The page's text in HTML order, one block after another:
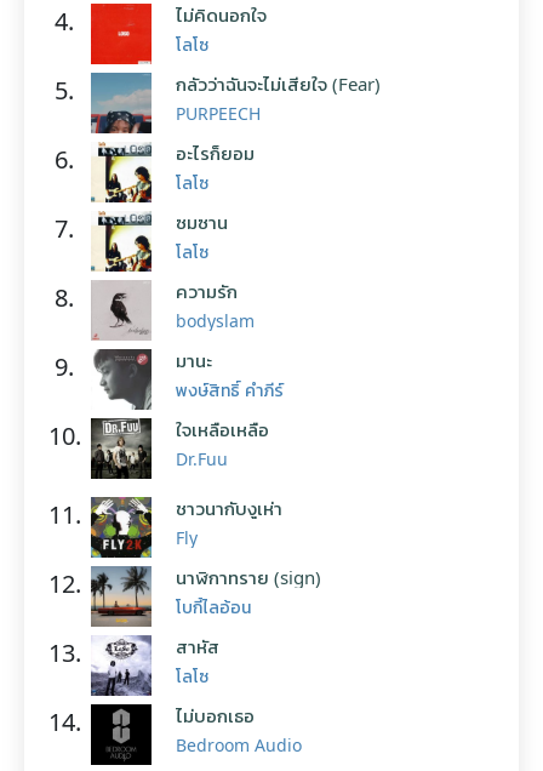
4. ไม่คิดนอกใจ
โลโซ
5. กลัวว่าฉันจะไม่เสียใจ (Fear)
PURPEECH
6. อะไรก็ยอม
โลโซ
7. ซมซาน
โลโซ
8. ความรัก
bodyslam
9. มานะ
พงษ์สิทธิ์ คำภีร์
10. ใจเหลือเหลือ
Dr.Fuu
11. ชาวนากับงูเห่า
Fly
12. นาฬิกาทราย (sign)
โบกี้ไลอ้อน
13. สาหัส
โลโซ
14. ไม่บอกเธอ
Bedroom Audio